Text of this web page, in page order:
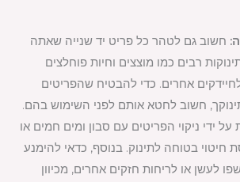
חשוב גם לטהר כל פריט יד שנייה שאתה
רבים כמו מוצצים וחיות פוחלצים
אחרים. כדי להבטיח שהפריטים
חשוב לחטא אותם לפני השימוש בהם.
ידי ניקוי הפריטים עם סבון ומים חמים או
חיטוי בטוחה לתינוק. בנוסף, כדאי להימנע
לעשן או לריחות חזקים אחרים, מכיוון